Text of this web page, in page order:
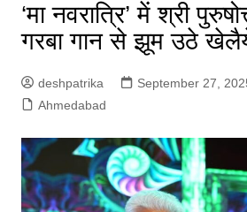
‘मा नवरात्रि’ में श्री
गरबा गान से झूम उठे
deshpatrika September 27,
Ahmedabad